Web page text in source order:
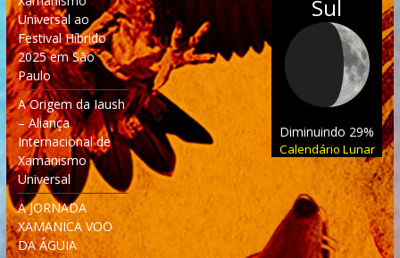
Universal ao
Festival Híbrido
2025 em São
Paulo
A Origem da Iaush
– Aliança
Internacional de
Xamanismo
Universal
A JORNADA
XAMANICA VOO
DA ÁGUIA
Sul
Diminuindo 29%
Calendário Lunar